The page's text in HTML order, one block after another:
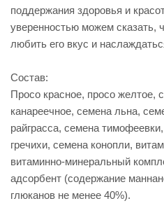
поддержания здоровья и
уверенностью можем сказать,
любить его вкус и
Состав:
Просо красное, просо желтое,
канареечное, семена льна,
райграсса, семена
гречихи, семена конопли,
витаминно-минеральный
адсорбент (содержание
глюканов не менее 40%).